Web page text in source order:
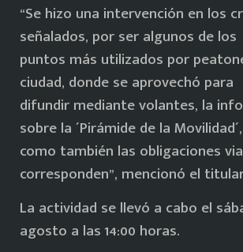
“Se hizo una intervención en los
señalados, por ser algunos de los
puntos más utilizados por
ciudad, donde se aprovechó para
difundir mediante volantes, la
sobre la ´Pirámide de la
como también las obligaciones
corresponden”, mencionó el
La actividad se llevó a cabo el
agosto a las 14:00 horas.